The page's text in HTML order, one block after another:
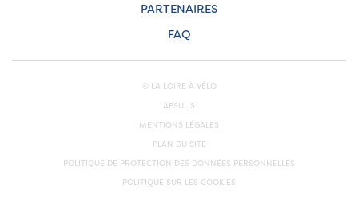
PARTENAIRES
FAQ
© LA LOIRE À VÉLO
APSULIS
MENTIONS LÉGALES
PLAN DU SITE
POLITIQUE DE PROTECTION DES DONNÉES PERSONNELLES
POLITIQUE SUR LES COOKIES